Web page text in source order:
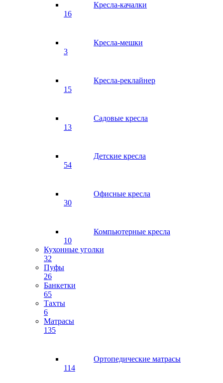
Кресла-качалки
16
Кресла-мешки
3
Кресла-реклайнер
15
Садовые кресла
13
Детские кресла
54
Офисные кресла
30
Компьютерные кресла
10
Кухонные уголки
32
Пуфы
26
Банкетки
65
Тахты
6
Матрасы
135
Ортопедические матрасы
114